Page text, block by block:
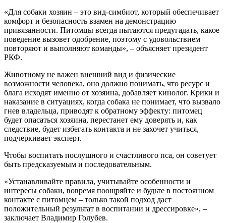
«Для собаки хозяин – это вид-симбиот, который обеспечивает
комфорт и безопасность взамен на демонстрацию
привязанности. Питомцы всегда пытаются предугадать, какое
поведение вызовет одобрение, поэтому с удовольствием
повторяют и выполняют команды», – объясняет президент
РКФ.
Животному не важен внешний вид и физические
возможности человека, оно должно понимать, что ресурс и
блага исходят именно от хозяина, добавляет кинолог. Крики и
наказание в ситуациях, когда собака не понимает, что вызвало
гнев владельца, приводят к обратному эффекту: питомец
будет опасаться хозяина, перестанет ему доверять и, как
следствие, будет избегать контакта и не захочет учиться,
подчеркивает эксперт.
Чтобы воспитать послушного и счастливого пса, он советует
быть предсказуемым и последовательным.
«Устанавливайте правила, учитывайте особенности и
интересы собаки, вовремя поощряйте и будьте в постоянном
контакте с питомцем – только такой подход даст
положительный результат в воспитании и дрессировке», –
заключает Владимир Голубев.